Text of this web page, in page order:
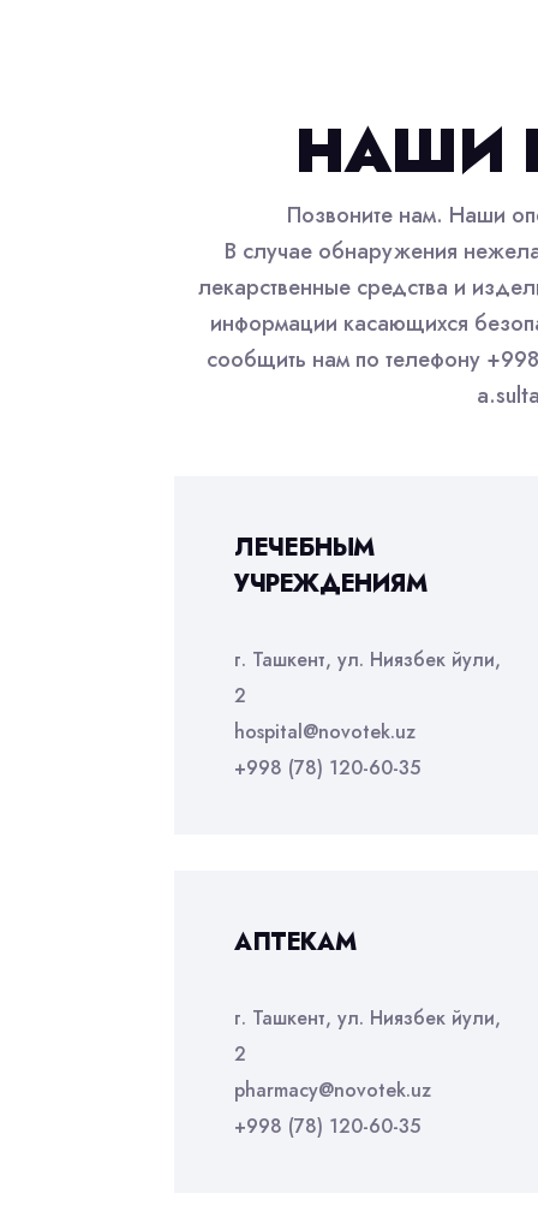
НАШИ
Позвоните нам. Наши
В случае обнаружения
лекарственные средства и
информации касающихся
сообщить нам по телефону
ЛЕЧЕБНЫМ
УЧРЕЖДЕНИЯМ
г. Ташкент, ул. Ниязбек йули,
2
hospital@novotek.uz
+998 (78) 120-60-35
АПТЕКАМ
г. Ташкент, ул. Ниязбек йули,
2
pharmacy@novotek.uz
+998 (78) 120-60-35